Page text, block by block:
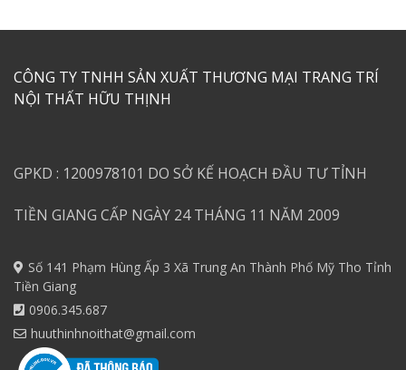
CÔNG TY TNHH SẢN XUẤT THƯƠNG MẠI TRANG TRÍ
NỘI THẤT HỮU THỊNH
GPKD : 1200978101 DO SỞ KẾ HOẠCH ĐẦU TƯ TỈNH
TIỀN GIANG CẤP NGÀY 24 THÁNG 11 NĂM 2009
Số 141 Phạm Hùng Ấp 3 Xã Trung An Thành Phố Mỹ Tho Tỉnh
Tiền Giang
0906.345.687
huuthinhnoithat@gmail.com